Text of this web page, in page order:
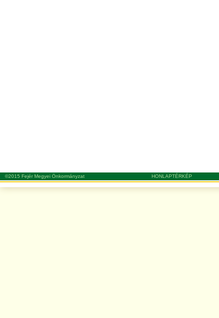
©2015 Fejér Megyei Önkormányzat HONLAPTÉRKÉP